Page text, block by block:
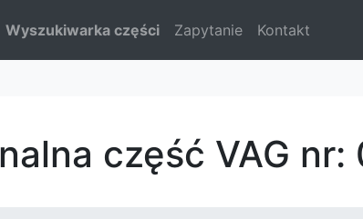
Wyszukiwarka części Zapytanie Kontakt
część VAG